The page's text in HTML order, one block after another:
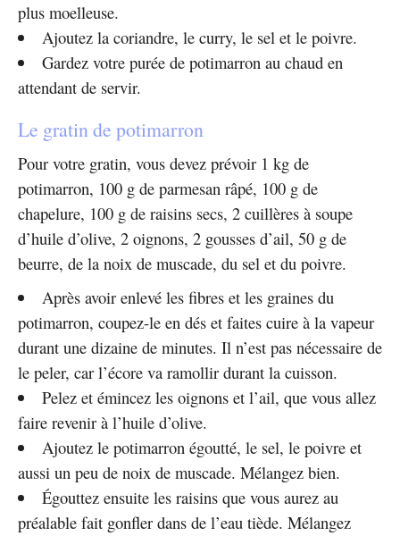
plus moelleuse.
Ajoutez la coriandre, le curry, le sel et le poivre.
Gardez votre purée de potimarron au chaud en
attendant de servir.
Le gratin de potimarron
Pour votre gratin, vous devez prévoir 1 kg de
potimarron, 100 g de parmesan râpé, 100 g de
chapelure, 100 g de raisins secs, 2 cuillères à soupe
d’huile d’olive, 2 oignons, 2 gousses d’ail, 50 g de
beurre, de la noix de muscade, du sel et du poivre.
Après avoir enlevé les fibres et les graines du
potimarron, coupez-le en dés et faites cuire à la vapeur
durant une dizaine de minutes. Il n’est pas nécessaire de
le peler, car l’écore va ramollir durant la cuisson.
Pelez et émincez les oignons et l’ail, que vous allez
faire revenir à l’huile d’olive.
Ajoutez le potimarron égoutté, le sel, le poivre et
aussi un peu de noix de muscade. Mélangez bien.
Égouttez ensuite les raisins que vous aurez au
préalable fait gonfler dans de l’eau tiède. Mélangez